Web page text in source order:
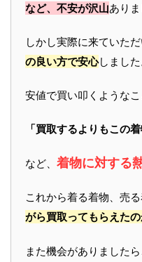
など、不安が沢山ありま
しかし実際に来ていた
の良い方で安心しました
安値で買い叩くようなこ
「買取するよりもこの
など、 着物に対する
これから着る着物、売る
がら買取ってもらえた
また機会がありました